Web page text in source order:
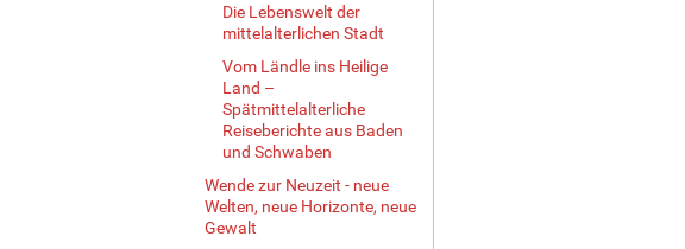
Die Lebenswelt der
mittelalterlichen Stadt
Vom Ländle ins Heilige
Land –
Spätmittelalterliche
Reiseberichte aus Baden
und Schwaben
Wende zur Neuzeit - neue
Welten, neue Horizonte, neue
Gewalt